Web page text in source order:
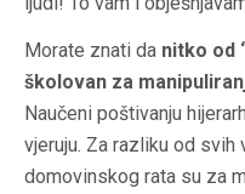
Morate znati da nitko od
školovan za
Naučeni poštivanju
vjeruju. Za razliku od svih
domovinskog rata su za